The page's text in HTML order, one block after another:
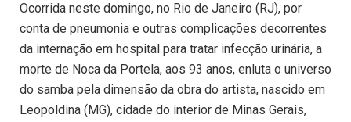
Ocorrida neste domingo, no Rio de Janeiro (RJ), por
conta de pneumonia e outras complicações decorrentes
da internação em hospital para tratar infecção urinária, a
morte de Noca da Portela, aos 93 anos, enluta o universo
do samba pela dimensão da obra do artista, nascido em
Leopoldina (MG), cidade do interior de Minas Gerais,